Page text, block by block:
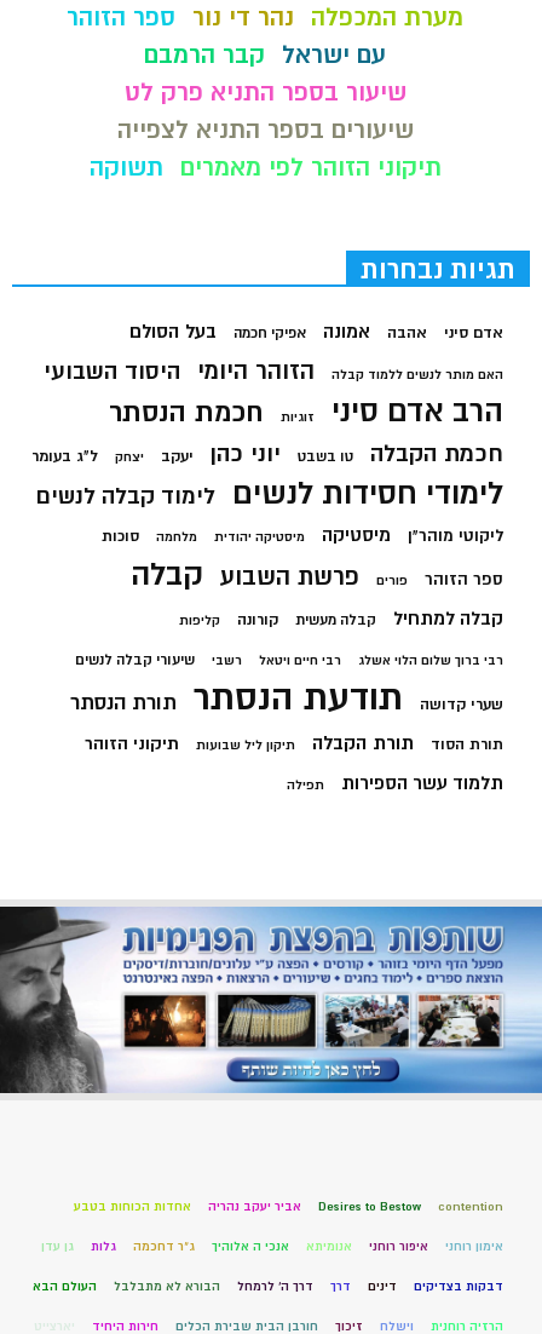
מערת המכפלה
נהר די נור
ספר הזוהר
עם ישראל
קבר הרמבם
שיעור בספר התניא פרק לט
שיעורים בספר התניא לצפייה
תיקוני הזוהר לפי מאמרים
תשוקה
תגיות נבחרות
אדם סיני אהבה אמונה אפיקי חכמה בעל הסולם
האם מותר לנשים ללמוד קבלה הזוהר היומי היסוד השבועי
הרב אדם סיני זוגיות חכמת הנסתר
חכמת הקבלה טו בשבט יוני כהן יעקב יצחק ל"ג בעומר
לימודי חסידות לנשים לימוד קבלה לנשים
ליקוטי מוהר"ן מיסטיקה מיסטיקה יהודית מלחמה סוכות
ספר הזוהר פורים פרשת השבוע קבלה
קבלה למתחיל קבלה מעשית קורונה קליפות
רבי ברוך שלום הלוי אשלג רבי חיים ויטאל רשבי שיעורי קבלה לנשים
שערי קדושה תודעת הנסתר תורת הנסתר
תורת הסוד תורת הקבלה תיקון ליל שבועות תיקוני הזוהר
תלמוד עשר הספירות תפילה
contention
Desires to Bestow אביר יעקב נהריה אחדות הכוחות בטבע
אימון רוחני איפור רוחני אנומיתא אנכי ה אלוהיך ג"ר דחכמה גלות גן עדן
דבקות בצדיקים דינים דרך דרך ה' לרמחל הבורא לא מתבלבל העולם הבא
הרזיה רוחנית וישלח זיכוך חורבן הבית שבירת הכלים חירות היחיד יארצייט